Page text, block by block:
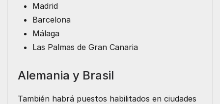
Madrid
Barcelona
Málaga
Las Palmas de Gran Canaria
Alemania y Brasil
También habrá puestos habilitados en ciudades